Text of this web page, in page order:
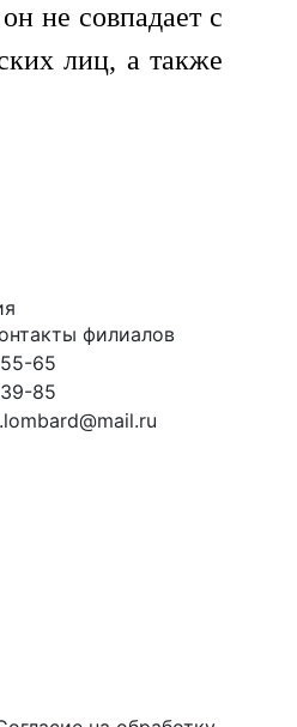
не совпадает с
лиц, а также
филиалов
65
85